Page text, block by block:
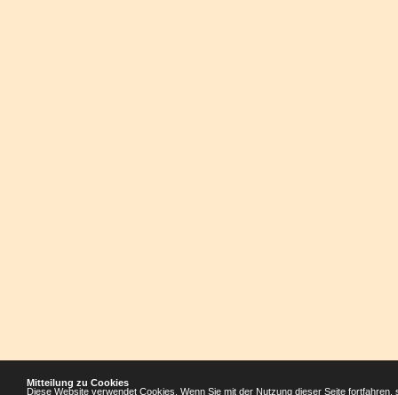
Mitteilung zu Cookies
Diese Website verwendet Cookies. Wenn Sie mit der Nutzung dieser Seite